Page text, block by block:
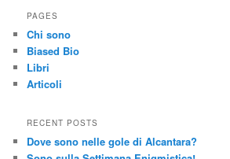
PAGES
Chi sono
Biased Bio
Libri
Articoli
RECENT POSTS
Dove sono nelle gole di Alcantara?